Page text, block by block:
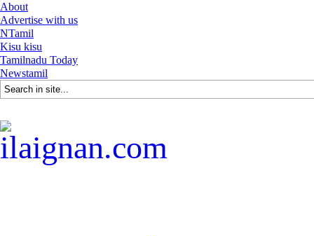
About
Advertise with us
NTamil
Kisu kisu
Tamilnadu Today
Newstamil